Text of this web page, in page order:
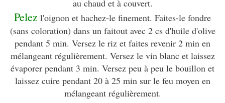
au chaud et à couvert.
Pelez l'oignon et hachez-le finement. Faites-le fondre
(sans coloration) dans un faitout avec 2 cs d'huile d'olive
pendant 5 min. Versez le riz et faites revenir 2 min en
mélangeant régulièrement. Versez le vin blanc et laissez
évaporer pendant 3 min. Versez peu à peu le bouillon et
laissez cuire pendant 20 à 25 min sur le feu moyen en
mélangeant régulièrement.